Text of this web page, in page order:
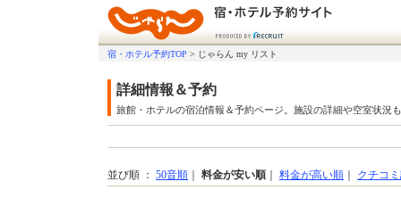
宿・ホテル予約TOP > じゃらん my リスト
詳細情報＆予約
旅館・ホテルの宿泊情報＆予約ページ。施設の詳細や空室状況
並び順 ： 50音順 料金が安い順 料金が高い順 クチコ